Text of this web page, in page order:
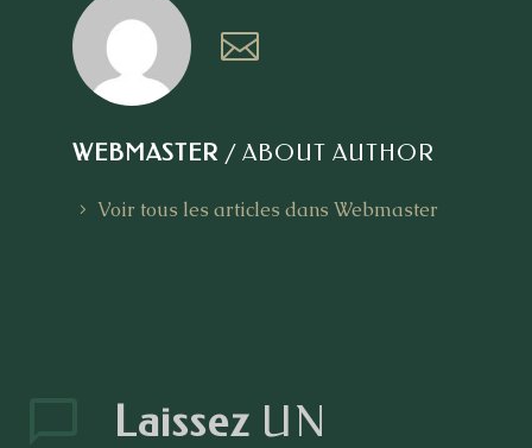
WEBMASTER / ABOUT AUTHOR
Voir tous les articles dans Webmaster
Laissez UN